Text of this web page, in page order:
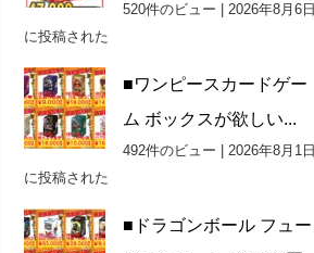
520件のビュー
2026年8月6日
に投稿された
■ワンピースカードゲー
ム ボックスが欲しい...
492件のビュー
2026年8月1日
に投稿された
■ドラゴンボール フュー